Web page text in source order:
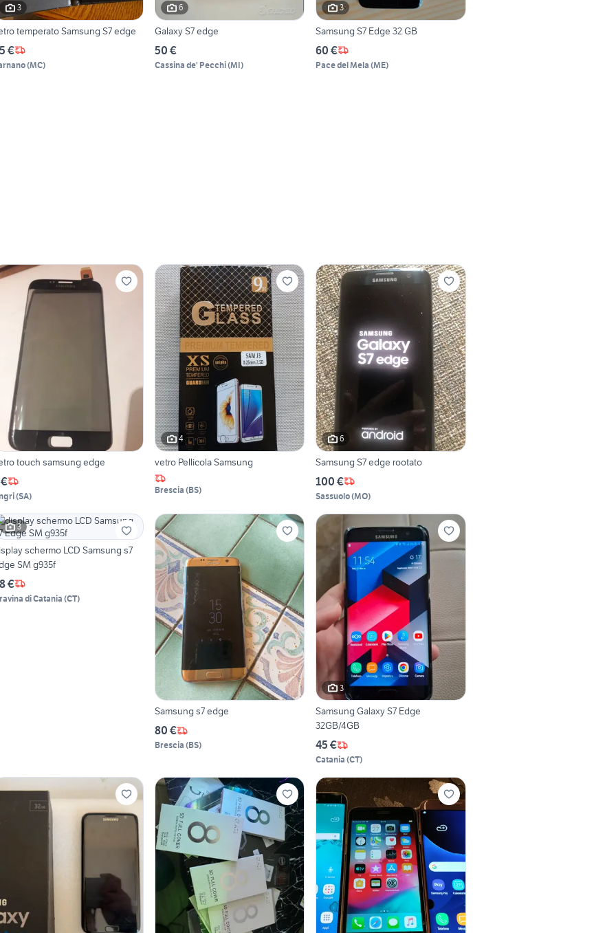
3
temperato Samsung S7 edge
€
(MC)
6
Galaxy S7 edge
50 €
Cassina de' Pecchi(MI)
3
Samsung S7 Edge 32 GB
60 €
Pace del Mela (ME)
touch samsung edge
(SA)
4
vetro Pellicola Samsung
Brescia (BS)
6
Samsung S7 edge rootato
100 €
Sassuolo(MO)
3
schermo LCD Samsung s7
SM g935f
€
di Catania (CT)
Samsung s7 edge
80 €
Brescia (BS)
3
Samsung Galaxy S7 Edge
32GB/4GB
45 €
Catania (CT)